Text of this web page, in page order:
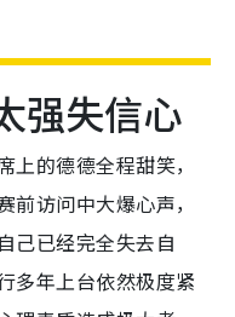
强失信心
的德德全程甜笑，
访问中大爆心声，
己已经完全失去自
多年上台依然极度紧